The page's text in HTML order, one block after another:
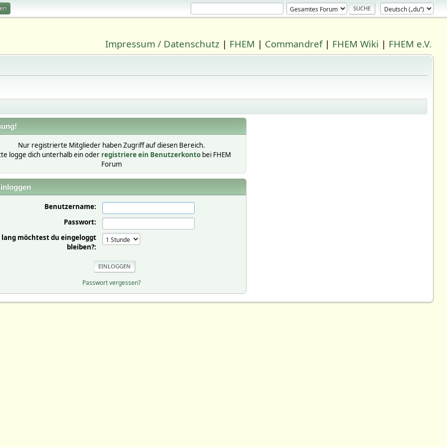
Impressum / Datenschutz | FHEM | Commandref| FHEM Wiki | FHEM e.V.
Nur registrierte Mitglieder haben Zugriff auf diesen Bereich.
logge dich unterhalb ein oder registriere ein Benutzerkontobei FHEM
Forum
Benutzername:
Passwort:
lang möchtest du eingeloggt
bleiben?:
Passwort vergessen?